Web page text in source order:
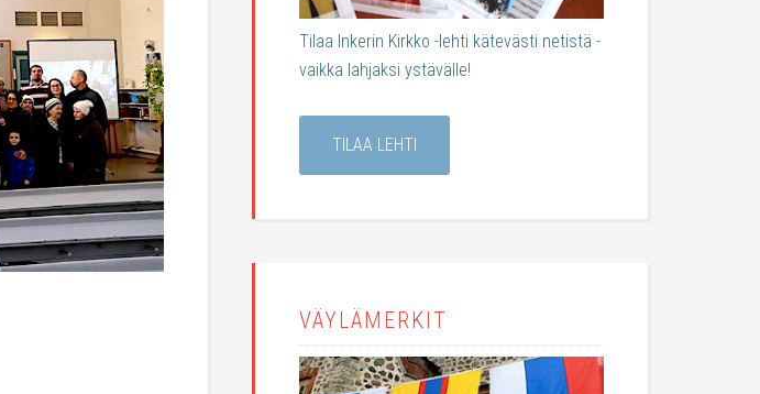
Tilaa Inkerin Kirkko -lehti kätevästi netistä -
vaikka lahjaksi ystävälle!
TILAA LEHTI
VÄYLÄMERKIT